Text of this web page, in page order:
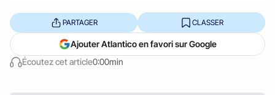
Écoutez cet article0:00min
PARTAGER CLASSER
Ajouter Atlantico en favori sur Google